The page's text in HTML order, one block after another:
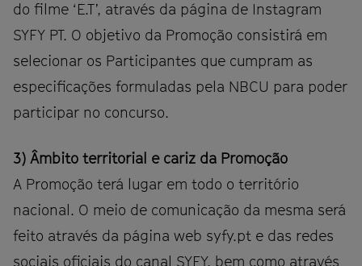
do filme ‘E.T’, através da página de Instagram
SYFY PT. O objetivo da Promoção consistirá em
selecionar os Participantes que cumpram as
especificações formuladas pela NBCU para poder
participar no concurso.
3) Âmbito territorial e cariz da Promoção
A Promoção terá lugar em todo o território
nacional. O meio de comunicação da mesma será
feito através da página web syfy.pt e das redes
sociais oficiais do canal SYFY, bem como através